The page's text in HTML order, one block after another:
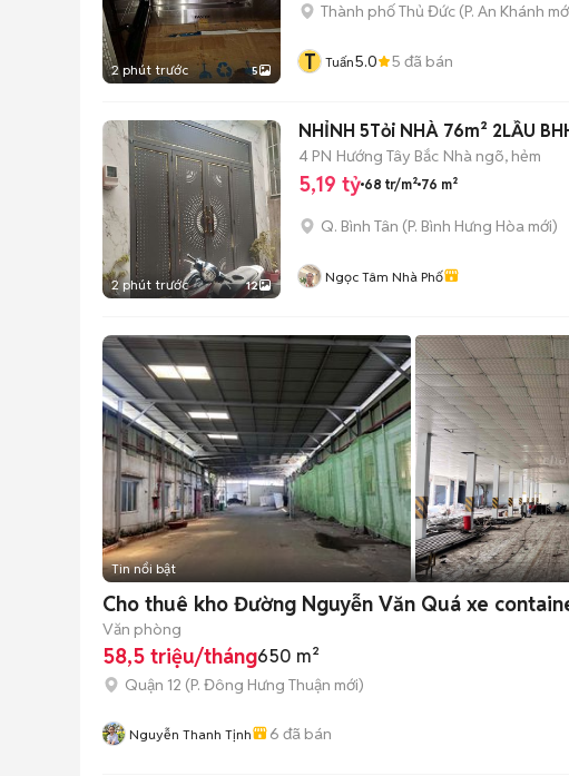
2 phút trước 5
Thành phố Thủ Đức (P. An Khánh
T Tuấn5.0 5 đã bán
2 phút trước 12
NHỈNH 5Tỏi NHÀ 76m² 2LẦU
4 PN Hướng Tây Bắc Nhà ngõ, hẻm
5,19 tỷ 68 tr/m² 76 m²
Q. Bình Tân (P. Bình Hưng Hòa mới)
Ngọc Tâm Nhà Phố
Tin nổi bật
Cho thuê kho Đường Nguyễn Văn Quá xe
Văn phòng
58,5 triệu/tháng650 m²
Quận 12 (P. Đông Hưng Thuận mới)
Nguyễn Thanh Tịnh 6 đã bán